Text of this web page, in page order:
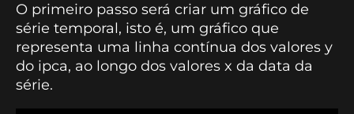
O primeiro passo será criar um gráfico de
série temporal, isto é, um gráfico que
representa uma linha contínua dos valores y
do ipca, ao longo dos valores x da data da
série.